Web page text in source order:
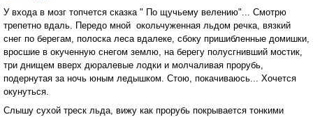
У входа в мозг топчется сказка " По щучьему велению"... Смотрю
трепетно вдаль. Передо мной окольчуженная льдом речка, вязкий
снег по берегам, полоска леса вдалеке, сбоку пришибленные домишки,
вросшие в окученную снегом землю, на берегу полусгнивший мостик,
три днищем вверх дюралевые лодки и молчаливая прорубь,
подернутая за ночь юным ледышком. Стою, покачиваюсь... Хочется
окунуться.
Слышу сухой треск льда, вижу как прорубь покрывается тонкими